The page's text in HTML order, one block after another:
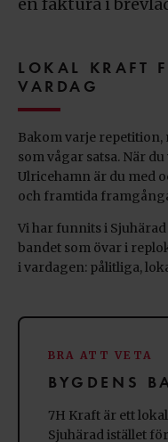
LOKAL KRAFT
VARDAG
Bakom varje
som vågar satsa. När
Ulricehamn är du med
och framtida
Vi har funnits i
bandet som övar i
i vardagen: pålitliga,
BRA ATT VETA
BYGDENS
7H Kraft är ett
Sjuhärad istället